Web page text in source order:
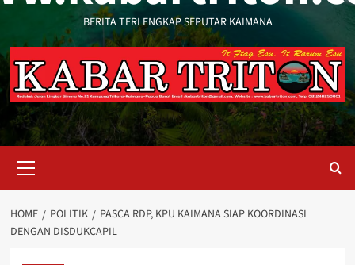
BERITA TERLENGKAP SEPUTAR KAIMANA
Menu
HOME POLITIK
PASCA RDP, KPU KAIMANA SIAP KOORDINASI
DENGAN DISDUKCAPIL